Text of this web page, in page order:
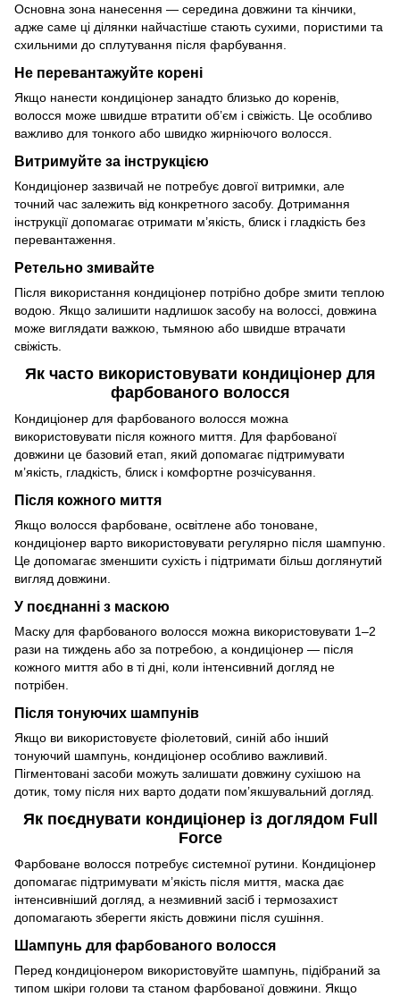
Основна зона нанесення — середина довжини та кінчики,
адже саме ці ділянки найчастіше стають сухими, пористими та
схильними до сплутування після фарбування.
Не перевантажуйте корені
Якщо нанести кондиціонер занадто близько до коренів,
волосся може швидше втратити об’єм і свіжість. Це особливо
важливо для тонкого або швидко жирніючого волосся.
Витримуйте за інструкцією
Кондиціонер зазвичай не потребує довгої витримки, але
точний час залежить від конкретного засобу. Дотримання
інструкції допомагає отримати м’якість, блиск і гладкість без
перевантаження.
Ретельно змивайте
Після використання кондиціонер потрібно добре змити теплою
водою. Якщо залишити надлишок засобу на волоссі, довжина
може виглядати важкою, тьмяною або швидше втрачати
свіжість.
Як часто використовувати кондиціонер для
фарбованого волосся
Кондиціонер для фарбованого волосся можна
використовувати після кожного миття. Для фарбованої
довжини це базовий етап, який допомагає підтримувати
м’якість, гладкість, блиск і комфортне розчісування.
Після кожного миття
Якщо волосся фарбоване, освітлене або тоноване,
кондиціонер варто використовувати регулярно після шампуню.
Це допомагає зменшити сухість і підтримати більш доглянутий
вигляд довжини.
У поєднанні з маскою
Маску для фарбованого волосся можна використовувати 1–2
рази на тиждень або за потребою, а кондиціонер — після
кожного миття або в ті дні, коли інтенсивний догляд не
потрібен.
Після тонуючих шампунів
Якщо ви використовуєте фіолетовий, синій або інший
тонуючий шампунь, кондиціонер особливо важливий.
Пігментовані засоби можуть залишати довжину сухішою на
дотик, тому після них варто додати пом’якшувальний догляд.
Як поєднувати кондиціонер із доглядом Full
Force
Фарбоване волосся потребує системної рутини. Кондиціонер
допомагає підтримувати м’якість після миття, маска дає
інтенсивніший догляд, а незмивний засіб і термозахист
допомагають зберегти якість довжини після сушіння.
Шампунь для фарбованого волосся
Перед кондиціонером використовуйте шампунь, підібраний за
типом шкіри голови та станом фарбованої довжини. Якщо